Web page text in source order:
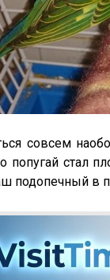
совсем
попугай стал
подопечный в